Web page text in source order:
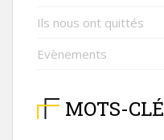
Ils nous ont quittés
Evènements
MOTS-CLÉ